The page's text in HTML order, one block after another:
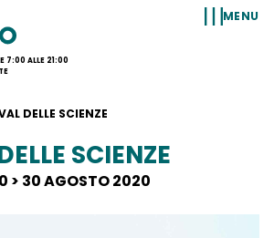
7:00 ALLE 21:00
MENU
DELLE SCIENZE
SCIENZE
> 30 AGOSTO 2020